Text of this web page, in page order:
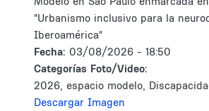
"Urbanismo inclusivo para la
Iberoamérica"
Fecha: 03/08/2026 - 18:50
Categorías Foto/Video:
2026, espacio modelo,
Descargar Imagen